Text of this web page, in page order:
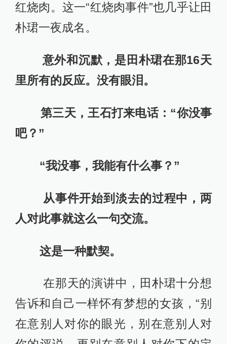
红烧肉。这一“红烧肉事件”也几乎让田
朴珺一夜成名。
意外和沉默，是田朴珺在那16天
里所有的反应。没有眼泪。
第三天，王石打来电话：“你没事
吧？”
“我没事，我能有什么事？”
从事件开始到淡去的过程中，两
人对此事就这么一句交流。
这是一种默契。
在那天的演讲中，田朴珺十分想
告诉和自己一样怀有梦想的女孩，“别
在意别人对你的眼光，别在意别人对